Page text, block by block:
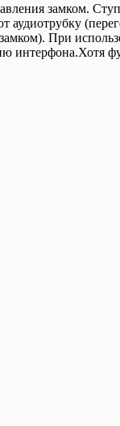
замком.
аудиотрубку
При
интерфона.Хотя